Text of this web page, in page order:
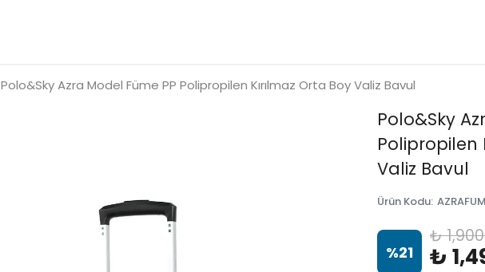
Polo&Sky Azra Model Füme PP Polipropilen Kırılmaz Orta Boy Valiz Bavul
Polo&Sky
Polipropilen
Valiz Bavul
Ürün Kodu:
%21
₺
₺